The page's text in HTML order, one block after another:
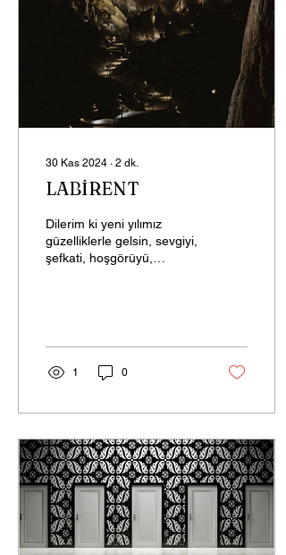
30 Kas 2024 ∙ 2 dk.
LABİRENT
Dilerim ki yeni yılımız
güzelliklerle gelsin, sevgiyi,
şefkati, hoşgörüyü,
1 0